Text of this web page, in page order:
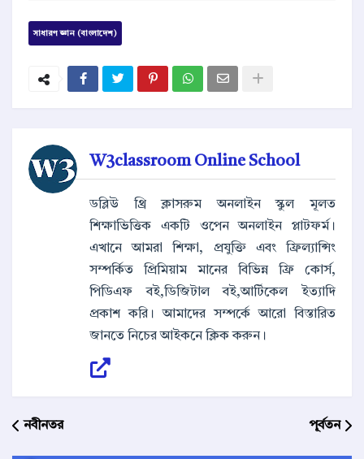
সাধারণ জ্ঞান (বাংলাদেশ)
W3classroom Online School
ডব্লিউ থ্রি ক্লাসরুম অনলাইন স্কুল মূলত
শিক্ষাভিত্তিক একটি ওপেন অনলাইন প্লাটফর্ম।
এখানে আমরা শিক্ষা, প্রযুক্তি এবং ফ্রিল্যান্সিং
সম্পর্কিত প্রিমিয়াম মানের বিভিন্ন ফ্রি কোর্স,
পিডিএফ বই,ডিজিটাল বই,আর্টিকেল ইত্যাদি
প্রকাশ করি। আমাদের সম্পর্কে আরো বিস্তারিত
জানতে নিচের আইকনে ক্লিক করুন।
নবীনতর পূর্বতন